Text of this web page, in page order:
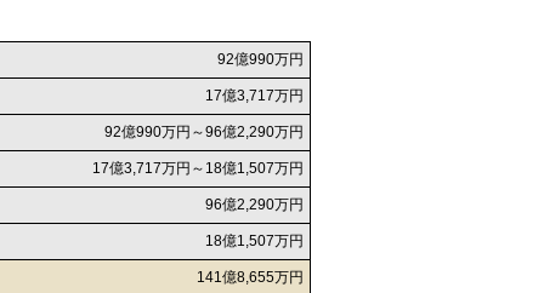
92億990万円
17億3,717万円
92億990万円～96億2,290万円
17億3,717万円～18億1,507万円
96億2,290万円
18億1,507万円
141億8,655万円